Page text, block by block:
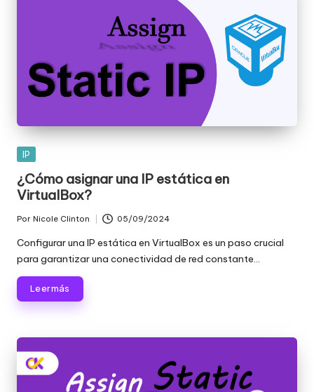
Publicada
IP
¿Cómo asignar una IP estática en
VirtualBox?
por
Por Nicole Clinton 05/09/2024
Configurar una IP estática en VirtualBox es un paso crucial
para garantizar una conectividad de red constante...
Leer más